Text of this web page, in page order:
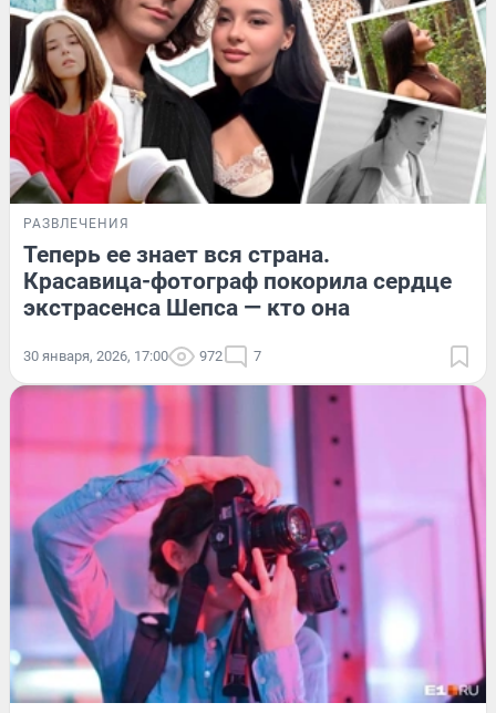
РАЗВЛЕЧЕНИЯ
Теперь ее знает вся страна.
Красавица-фотограф покорила сердце
экстрасенса Шепса — кто она
30 января, 2026, 17:00 972 7